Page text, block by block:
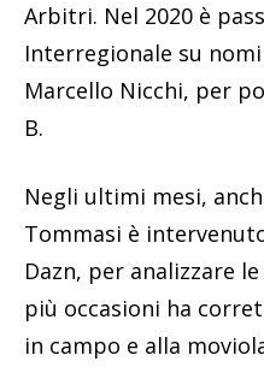
Arbitri. Nel 2020 è
Interregionale su
Marcello Nicchi, per
B.
Negli ultimi mesi,
Tommasi è
Dazn, per analizzare
più occasioni ha
in campo e alla